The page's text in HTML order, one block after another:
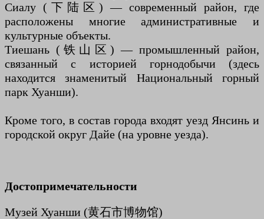
Сиалу (下陆区) — современный район, где
расположены многие административные и
культурные объекты.
Тиешань (铁山区) — промышленный район,
связанный с историей горнодобычи (здесь
находится знаменитый Национальный горный
парк Хуанши).
Кроме того, в состав города входят уезд Янсинь и
городской округ Дайе (на уровне уезда).
Достопримечательности
Музей Хуанши (黄石市博物馆)